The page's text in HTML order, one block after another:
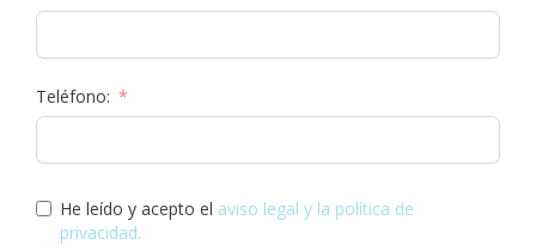
Teléfono:
He leído y acepto el aviso legal y la política de
privacidad.